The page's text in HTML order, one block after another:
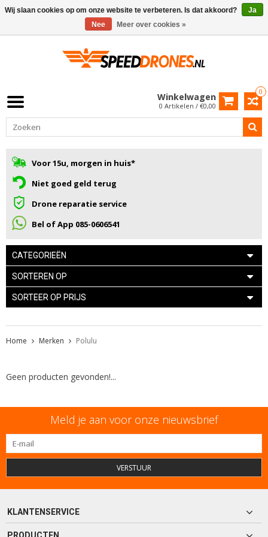
0
Winkelwagen
0 Artikelen / €0,00
Voor 15u, morgen in huis*
Niet goed geld terug
Drone reparatie service
Bel of App 085-0606541
CATEGORIEËN
SORTEREN OP
SORTEER OP PRIJS
Home Merken Polulu
Geen producten gevonden!...
Meld je aan voor onze nieuwsbrief
VERSTUUR
KLANTENSERVICE
PRODUCTEN
Wij slaan cookies op om onze website te verbeteren. Is dat akkoord?
Ja
Nee
Meer over cookies »